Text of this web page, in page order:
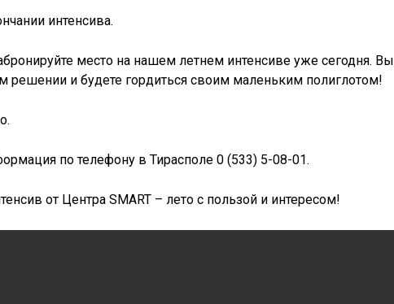
интенсива.
место на нашем летнем интенсиве уже сегодня. Вы
решении и будете гордиться своим маленьким полиглотом!
по телефону в Тирасполе 0 (533) 5-08-01.
от Центра SMART – лето с пользой и интересом!